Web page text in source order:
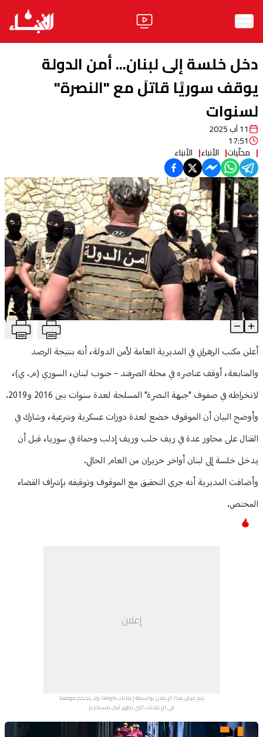
الأخبار
ثقافة ومجتمع
منوعات
آراء
فيديو
مواقف
وليد جنبلاطالحزب
ابحث
دخل خلسة إلى لبنان... أمن الدولة
يوقف سوريًا قاتلَ مع "النصرة"
لسنوات
11 آب 2025
17:51
محلّيات الأنباء الأنباء
دخل خلسة إلى لبنان... أمن الدولة يوقف سوريًا قاتلَ مع "النصرة" T
Article Content
أعلن مكتب الزهراني في المديرية العامة لأمن الدولة، أنه بنتيجة الرصد
والمتابعة، أوقف عناصره في محلة الصرفند – جنوب لبنان، السوري (م. ي)،
لانخراطه في صفوف "جبهة النصرة" المسلحة لعدة سنوات بين 2016 و2019.
وأوضح البيان أن الموقوف خضع لعدة دورات عسكرية وشرعية، وشارك في
القتال على محاور عدة في ريف حلب وريف إدلب وحماة في سوريا، قبل أن
يدخل خلسة إلى لبنان أواخر حزيران من العام الحالي.
وأضافت المديرية أنه جرى التحقيق مع الموقوف وتوقيفه بإشراف القضاء
المختص.
إعلان
يتم عرض هذا الإعلان بواسطة إعلانات Google، ولا يتحكم موقعنا
في الإعلانات التي تظهر لكل مستخدم.
Advertisement Section